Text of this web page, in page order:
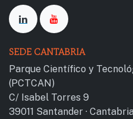
SEDE CANTABRIA
Parque Científico y
(PCTCAN)
C/ Isabel Torres 9
39011 Santander ·